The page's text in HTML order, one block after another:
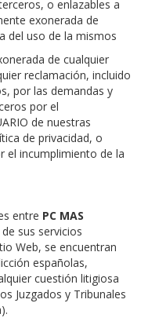
o enlazables a
exonerada de
del uso de la mismos
de cualquier
reclamación, incluido
por las demandas y
por el
de nuestras
de privacidad, o
el incumplimiento de la
entre PC MAS
sus servicios
Web, se encuentran
españolas,
cuestión litigiosa
Juzgados y Tribunales